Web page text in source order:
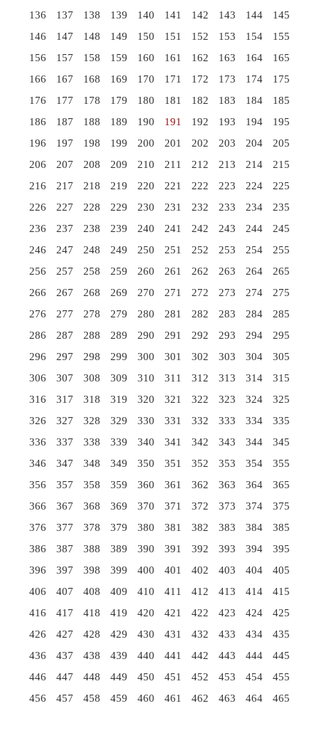
136
137 138 139 140 141 142 143 144
145
146
147 148 149 150 151 152 153 154
155
156
157 158 159 160 161 162 163 164
165
166
167 168 169 170 171 172 173 174
175
176
177 178 179 180 181 182 183 184
185
186
187 188 189 190 191 192 193 194
195
196
197 198 199 200 201 202 203 204
205
206
207 208 209 210 211 212 213 214
215
216
217 218 219 220 221 222 223 224
225
226
227 228 229 230 231 232 233 234
235
236
237 238 239 240 241 242 243 244
245
246
247 248 249 250 251 252 253 254
255
256
257 258 259 260 261 262 263 264
265
266
267 268 269 270 271 272 273 274
275
276
277 278 279 280 281 282 283 284
285
286
287 288 289 290 291 292 293 294
295
296
297 298 299 300 301 302 303 304
305
306
307 308 309 310 311 312 313 314
315
316
317 318 319 320 321 322 323 324
325
326
327 328 329 330 331 332 333 334
335
336
337 338 339 340 341 342 343 344
345
346
347 348 349 350 351 352 353 354
355
356
357 358 359 360 361 362 363 364
365
366
367 368 369 370 371 372 373 374
375
376
377 378 379 380 381 382 383 384
385
386
387 388 389 390 391 392 393 394
395
396
397 398 399 400 401 402 403 404
405
406
407 408 409 410 411 412 413 414
415
416
417 418 419 420 421 422 423 424
425
426
427 428 429 430 431 432 433 434
435
436
437 438 439 440 441 442 443 444
445
446
447 448 449 450 451 452 453 454
455
456
457 458 459 460 461 462 463 464 465